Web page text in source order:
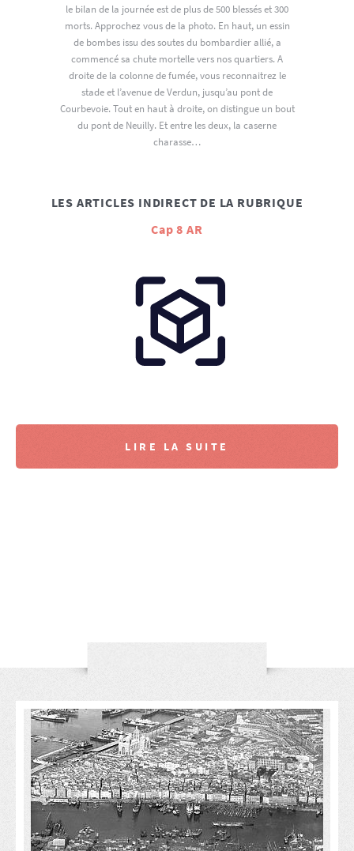
le bilan de la journée est de plus de 500 blessés et 300
morts. Approchez vous de la photo. En haut, un essin
de bombes issu des soutes du bombardier allié, a
commencé sa chute mortelle vers nos quartiers. A
droite de la colonne de fumée, vous reconnaitrez le
stade et l’avenue de Verdun, jusqu’au pont de
Courbevoie. Tout en haut à droite, on distingue un bout
du pont de Neuilly. Et entre les deux, la caserne
charasse…
LES ARTICLES INDIRECT DE LA RUBRIQUE
Cap 8 AR
LIRE LA SUITE